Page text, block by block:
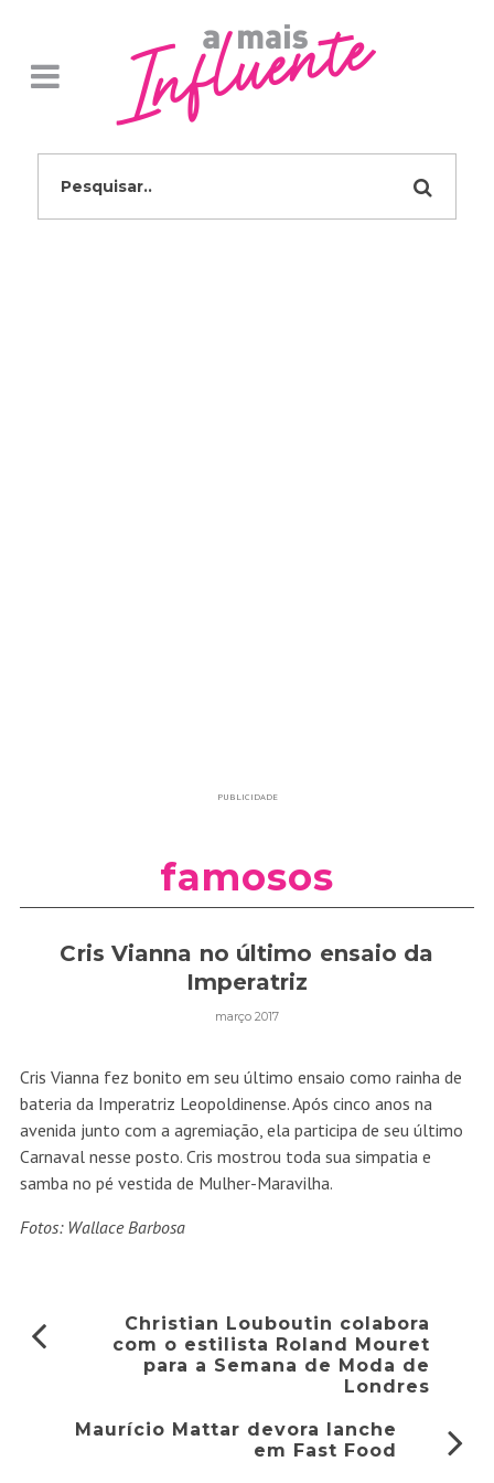
PUBLICIDADE
famosos
Cris Vianna no último ensaio da
Imperatriz
março 2017
Cris Vianna fez bonito em seu último ensaio como rainha de
bateria da Imperatriz Leopoldinense. Após cinco anos na
avenida junto com a agremiação, ela participa de seu último
Carnaval nesse posto. Cris mostrou toda sua simpatia e
samba no pé vestida de Mulher-Maravilha.
Fotos: Wallace Barbosa
Christian Louboutin colabora
com o estilista Roland Mouret
para a Semana de Moda de
Londres
Maurício Mattar devora lanche
em Fast Food